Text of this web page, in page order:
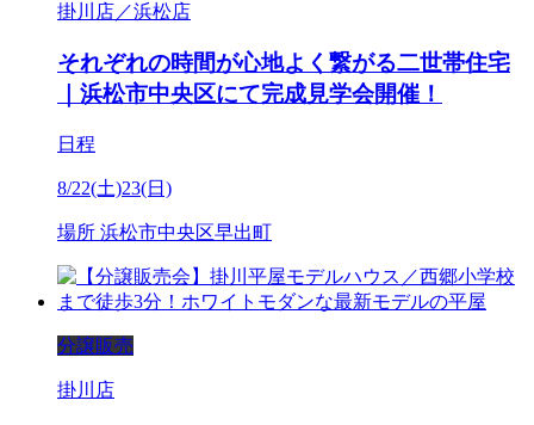
掛川店／浜松店
それぞれの時間が心地よく繋がる二世帯住宅
｜浜松市中央区にて完成見学会開催！
日程
8/22(土)23(日)
場所 浜松市中央区早出町
分譲販売
掛川店